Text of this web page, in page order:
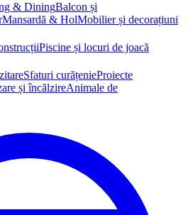
& DiningBalcon și
Mansardă & HolMobilier și decorațiuni
Piscine și locuri de joacă
Sfaturi curățenieProiecte
și încălzireAnimale de